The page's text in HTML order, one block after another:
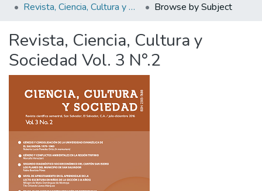
Revista, Ciencia, Cultura y Sociedad Vol. 3 N°.2
Browse by Subject
Revista, Ciencia, Cultura y
Sociedad Vol. 3 N°.2